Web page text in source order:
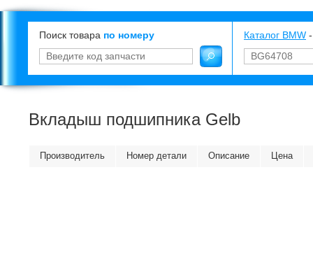
Поиск товара по номеру Каталог BMW
Вкладыш подшипника Gelb
Производитель Номер детали Описание Цена